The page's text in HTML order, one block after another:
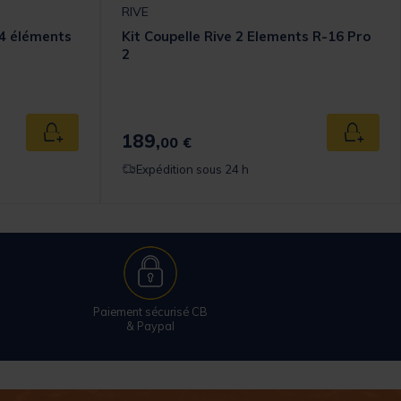
éléments
Ajouter au panier
RIVE
Kit Coupelle Rive 2 Elements R-16 Pro
2
189,00 € Ajouter
Expédition sous 24 h
Paiement sécurisé CB
& Paypal